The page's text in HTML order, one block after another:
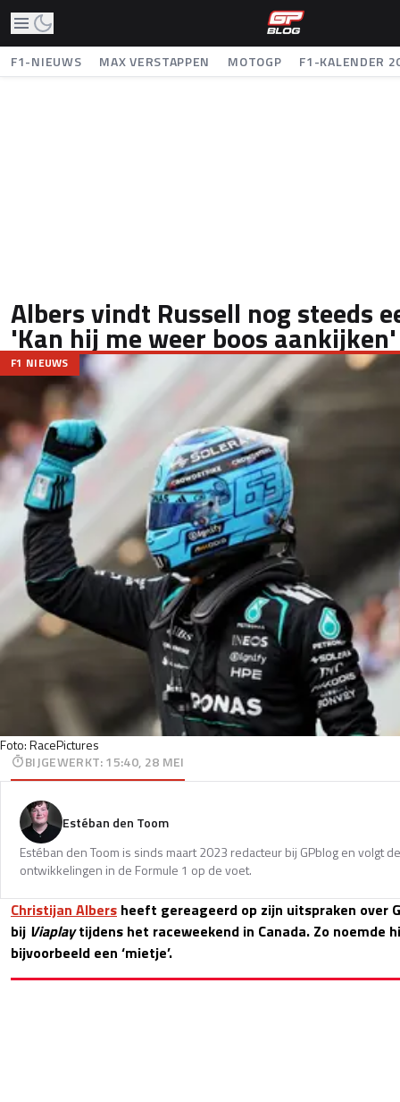
F1-NIEUWS MAX VERSTAPPEN MOTOGP F1-KALENDER
Albers vindt Russell nog steeds
'Kan hij me weer boos aankijken'
Foto: RacePictures
F1 NIEUWS
BIJGEWERKT:15:40, 28 MEI
Estéban den Toom
Estéban den Toom is sinds maart 2023 redacteur bij GPblog en volgt
ontwikkelingen in de Formule 1 op de voet.
Christijan Albers heeft gereageerd op zijn uitspraken over
bij Viaplaytijdens het raceweekend in Canada. Zo noemde
bijvoorbeeld een ‘mietje’.